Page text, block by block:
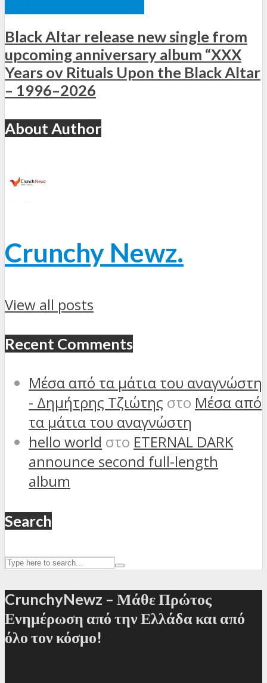
Black Altar release new single from
upcoming anniversary album “XXX
Years ov Rituals Upon the Black Altar
– 1996–2026
About Author
Crunchy Newz.
View all posts
Recent Comments
Μέσα από τα μάτια του αναγνώστη
- Δημήτρης Τζιώτης στο Μέσα από
τα μάτια του αναγνώστη
hello world στο ETERNAL DARK
announce second full-length
album
Search
CrunchyNewz – Μάθε Πρώτος
Ενημέρωση από την Ελλάδα και από
όλο τον κόσμο!